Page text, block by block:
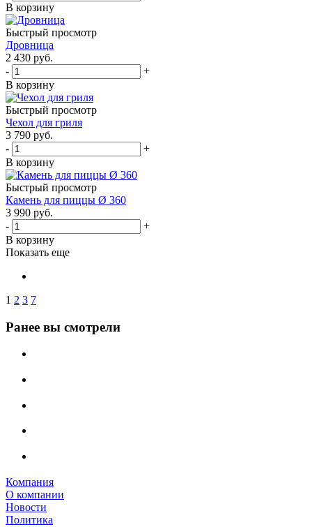
В корзину
Быстрый просмотр
Дровница
2 430 руб.
-
+
В корзину
Быстрый просмотр
Чехол для гриля
3 790 руб.
-
+
В корзину
Быстрый просмотр
Камень для пиццы Ø 360
3 990 руб.
-
+
В корзину
Показать еще
1 2 3 7
Ранее вы смотрели
Компания
О компании
Новости
Политика